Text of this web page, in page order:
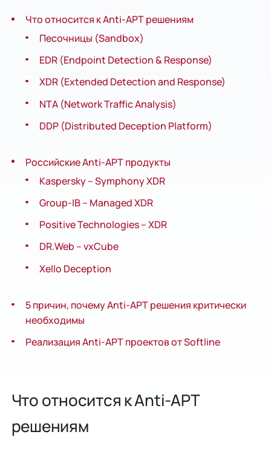
Что относится к Anti-APT решениям
Песочницы (Sandbox)
EDR (Endpoint Detection & Response)
XDR (Extended Detection and Response)
NTA (Network Traffic Analysis)
DDP (Distributed Deception Platform)
Российские Anti-APT продукты
Kaspersky – Symphony XDR
Group-IB – Managed XDR
Positive Technologies – XDR
DR.Web – vxCube
Xello Deception
5 причин, почему Anti-APT решения критически
необходимы
Реализация Anti-APT проектов от Softline
Что относится к Anti-APT
решениям